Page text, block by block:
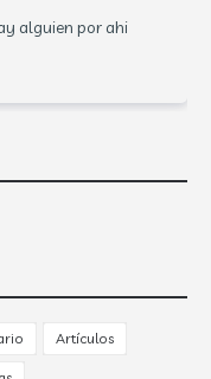
alguien por ahi
Artículos